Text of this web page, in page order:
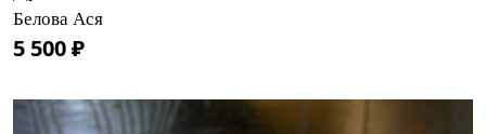
Белова Ася
5 500 ₽